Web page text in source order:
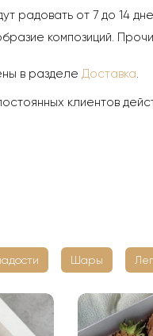
радовать от 7 до 14
композиций.
в разделе Доставка.
клиентов
Шары